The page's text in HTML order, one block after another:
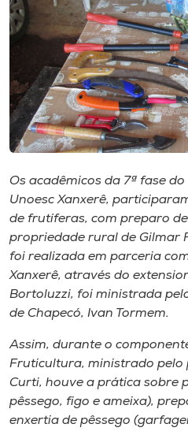
CPA
Biblioteca
Editora
Rádio
Museu
Unoesc
Store
Selecione
o idioma
Os acadêmicos da 7ª fase
Unoesc Xanxerê,
de frutíferas, com preparo
propriedade rural de Gilmar
foi realizada em parceria
Xanxerê, através do
Bortoluzzi, foi ministrada
de Chapecó, Ivan Tormem.
Assim, durante o
Fruticultura, ministrado pelo
Curti, houve a prática sobre
pêssego, figo e ameixa),
enxertia de pêssego